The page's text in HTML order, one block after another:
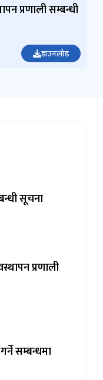
प्रणाली सम्बन्धी
डाउनलोड
सूचना
प्रणाली
सम्बन्धमा